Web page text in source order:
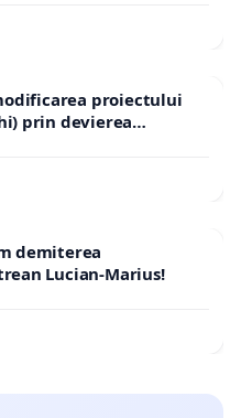
proiectului
prin devierea
demiterea
Lucian-Marius!